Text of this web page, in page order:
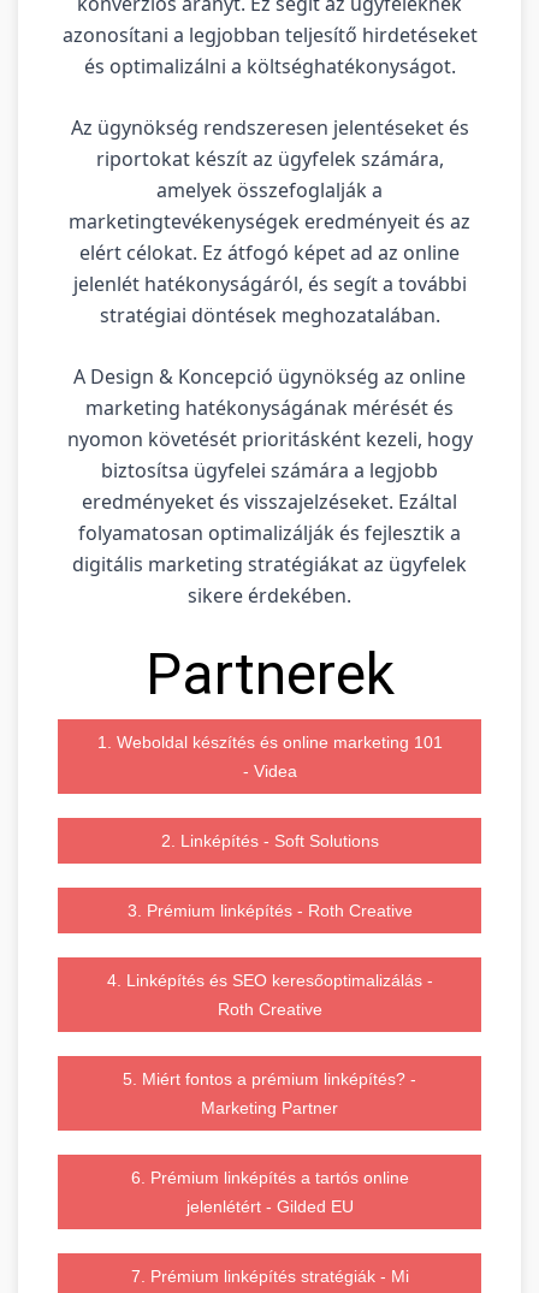
azonosítani a legjobban teljesítő hirdetéseket
és optimalizálni a költséghatékonyságot.
Az ügynökség rendszeresen jelentéseket és
riportokat készít az ügyfelek számára,
amelyek összefoglalják a
marketingtevékenységek eredményeit és az
elért célokat. Ez átfogó képet ad az online
jelenlét hatékonyságáról, és segít a további
stratégiai döntések meghozatalában.
A Design & Koncepció ügynökség az online
marketing hatékonyságának mérését és
nyomon követését prioritásként kezeli, hogy
biztosítsa ügyfelei számára a legjobb
eredményeket és visszajelzéseket. Ezáltal
folyamatosan optimalizálják és fejlesztik a
digitális marketing stratégiákat az ügyfelek
sikere érdekében.
Partnerek
1. Weboldal készítés és online marketing 101
- Videa
2. Linképítés - Soft Solutions
3. Prémium linképítés - Roth Creative
4. Linképítés és SEO keresőoptimalizálás -
Roth Creative
5. Miért fontos a prémium linképítés? -
Marketing Partner
6. Prémium linképítés a tartós online
jelenlétért - Gilded EU
7. Prémium linképítés stratégiák - Mi